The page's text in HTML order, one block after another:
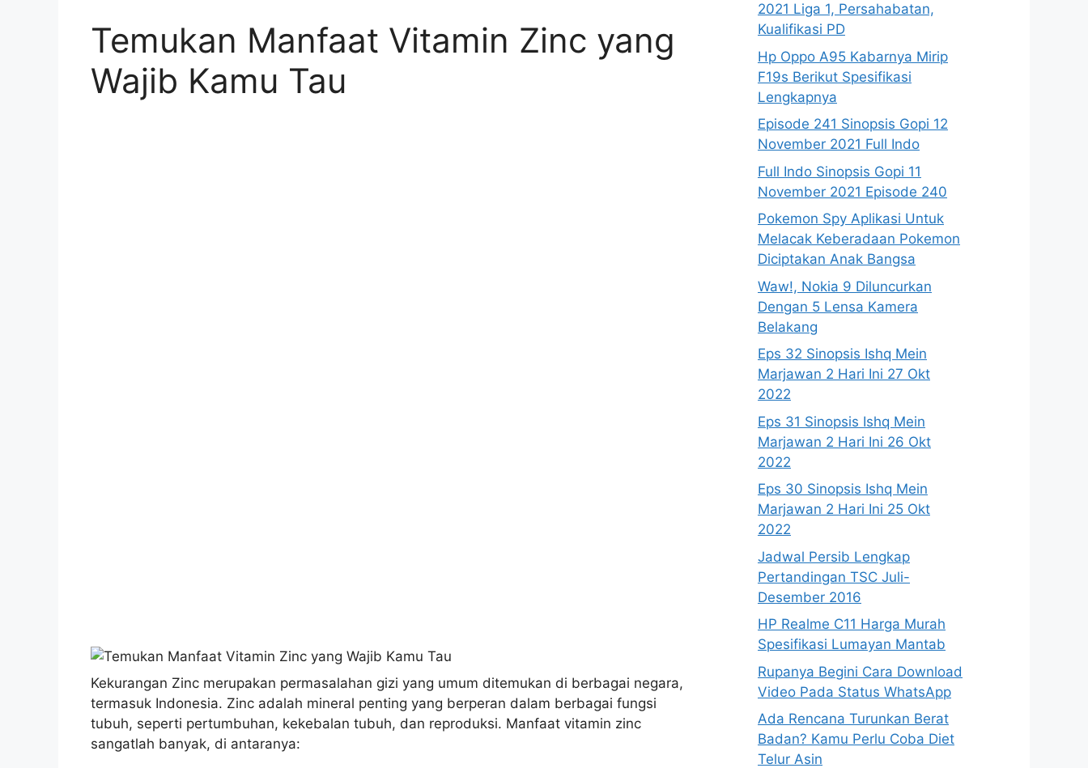
Temukan Manfaat Vitamin Zinc yang
Wajib Kamu Tau
Kekurangan Zinc merupakan permasalahan gizi yang umum ditemukan di berbagai negara,
termasuk Indonesia. Zinc adalah mineral penting yang berperan dalam berbagai fungsi
tubuh, seperti pertumbuhan, kekebalan tubuh, dan reproduksi. Manfaat vitamin zinc
sangatlah banyak, di antaranya:
2021 Liga 1, Persahabatan,
Kualifikasi PD
Hp Oppo A95 Kabarnya Mirip
F19s Berikut Spesifikasi
Lengkapnya
Episode 241 Sinopsis Gopi 12
November 2021 Full Indo
Full Indo Sinopsis Gopi 11
November 2021 Episode 240
Pokemon Spy Aplikasi Untuk
Melacak Keberadaan Pokemon
Diciptakan Anak Bangsa
Waw!, Nokia 9 Diluncurkan
Dengan 5 Lensa Kamera
Belakang
Eps 32 Sinopsis Ishq Mein
Marjawan 2 Hari Ini 27 Okt
2022
Eps 31 Sinopsis Ishq Mein
Marjawan 2 Hari Ini 26 Okt
2022
Eps 30 Sinopsis Ishq Mein
Marjawan 2 Hari Ini 25 Okt
2022
Jadwal Persib Lengkap
Pertandingan TSC Juli-
Desember 2016
HP Realme C11 Harga Murah
Spesifikasi Lumayan Mantab
Rupanya Begini Cara Download
Video Pada Status WhatsApp
Ada Rencana Turunkan Berat
Badan? Kamu Perlu Coba Diet
Telur Asin